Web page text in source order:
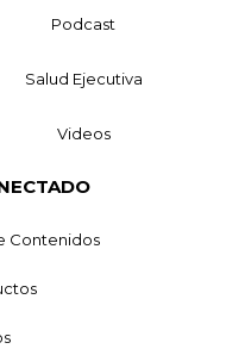
Podcast
Salud Ejecutiva
Videos
Contenidos